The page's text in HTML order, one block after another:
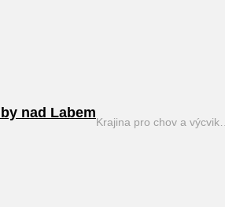
nad Labem
Krajina pro chov a výcvik…